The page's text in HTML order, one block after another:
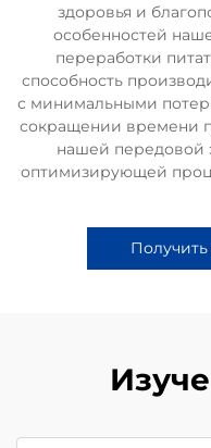
здоровья и
особенностей
переработки
способность
с минимальными
сокращении времени
нашей передовой
оптимизирующей
Получить